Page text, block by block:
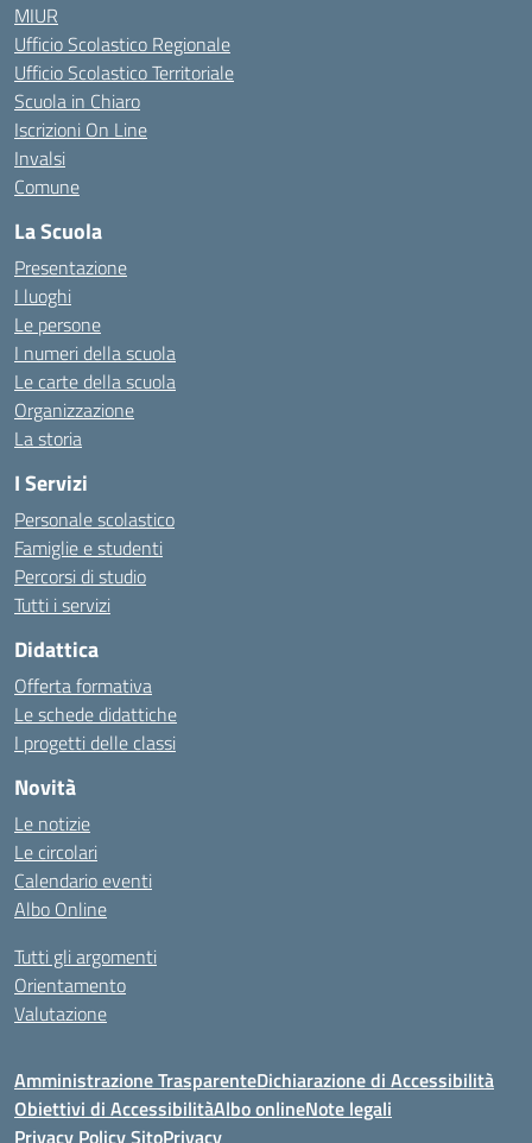
MIUR
Ufficio Scolastico Regionale
Ufficio Scolastico Territoriale
Scuola in Chiaro
Iscrizioni On Line
Invalsi
Comune
La Scuola
Presentazione
I luoghi
Le persone
I numeri della scuola
Le carte della scuola
Organizzazione
La storia
I Servizi
Personale scolastico
Famiglie e studenti
Percorsi di studio
Tutti i servizi
Didattica
Offerta formativa
Le schede didattiche
I progetti delle classi
Novità
Le notizie
Le circolari
Calendario eventi
Albo Online
Tutti gli argomenti
Orientamento
Valutazione
Amministrazione TrasparenteDichiarazione di Accessibilità
Obiettivi di AccessibilitàAlbo onlineNote legali
Privacy Policy SitoPrivacy